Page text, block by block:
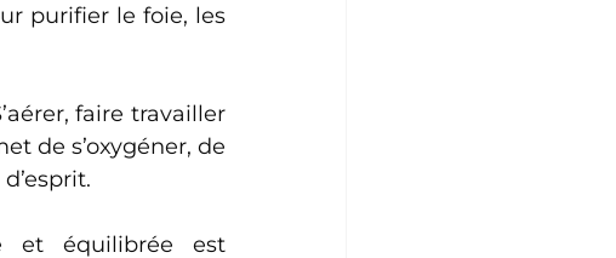
purifier le foie, les
faire travailler
de s’oxygéner, de
et équilibrée est